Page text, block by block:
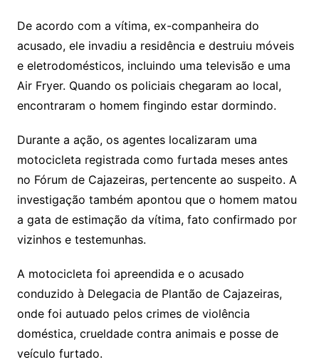
De acordo com a vítima, ex-companheira do
acusado, ele invadiu a residência e destruiu móveis
e eletrodomésticos, incluindo uma televisão e uma
Air Fryer. Quando os policiais chegaram ao local,
encontraram o homem fingindo estar dormindo.
Durante a ação, os agentes localizaram uma
motocicleta registrada como furtada meses antes
no Fórum de Cajazeiras, pertencente ao suspeito. A
investigação também apontou que o homem matou
a gata de estimação da vítima, fato confirmado por
vizinhos e testemunhas.
A motocicleta foi apreendida e o acusado
conduzido à Delegacia de Plantão de Cajazeiras,
onde foi autuado pelos crimes de violência
doméstica, crueldade contra animais e posse de
veículo furtado.